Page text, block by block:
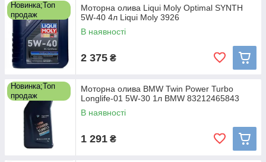
Новинка;Топ
продаж
Моторна олива Liqui Moly Optimal SYNTH
5W-40 4л Liqui Moly 3926
В наявності
2 375 ₴
Новинка;Топ
продаж
Моторна олива BMW Twin Power Turbo
Longlife-01 5W-30 1л BMW 83212465843
В наявності
1 291 ₴